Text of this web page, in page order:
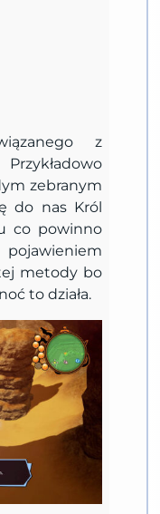
z
zebranym
do nas Król
co powinno
metody bo
to działa.